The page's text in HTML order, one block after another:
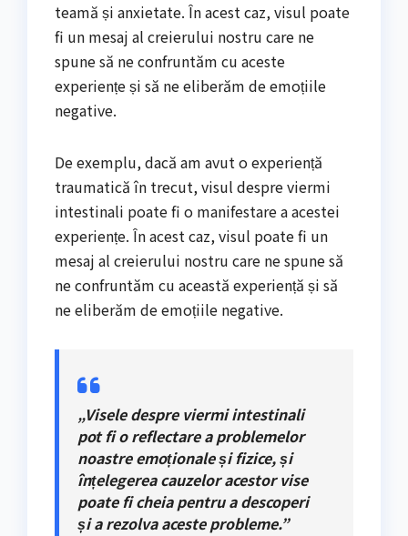
teamă și anxietate. În acest caz, visul poate
fi un mesaj al creierului nostru care ne
spune să ne confruntăm cu aceste
experiențe și să ne eliberăm de emoțiile
negative.
De exemplu, dacă am avut o experiență
traumatică în trecut, visul despre viermi
intestinali poate fi o manifestare a acestei
experiențe. În acest caz, visul poate fi un
mesaj al creierului nostru care ne spune să
ne confruntăm cu această experiență și să
ne eliberăm de emoțiile negative.
„Visele despre viermi intestinali
pot fi o reflectare a problemelor
noastre emoționale și fizice, și
înțelegerea cauzelor acestor vise
poate fi cheia pentru a descoperi
și a rezolva aceste probleme.”